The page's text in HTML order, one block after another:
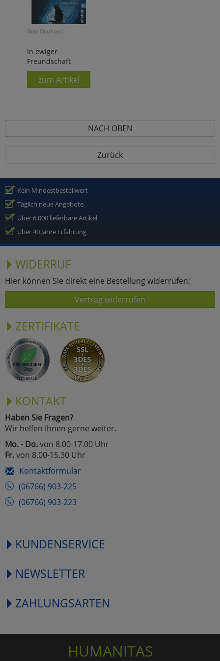
Nele Neuhaus:
In ewiger
Freundschaft
zum Artikel
NACH OBEN
Zurück
Kein Mindestbestellwert
Täglich neue Angebote
Über 6.000 lieferbare Artikel
Über 40 Jahre Erfahrung
WIDERRUF
Hier können Sie direkt eine Bestellung widerrufen:
Vertrag widerrufen
ZERTIFIKATE
KONTAKT
Haben Sie Fragen?
Wir helfen Ihnen gerne weiter.
Mo. - Do.von 8.00-17.00 Uhr
Fr.von 8.00-15.30 Uhr
Kontaktformular
(06766) 903-225
(06766) 903-223
KUNDENSERVICE
NEWSLETTER
ZAHLUNGSARTEN
HUMANITAS